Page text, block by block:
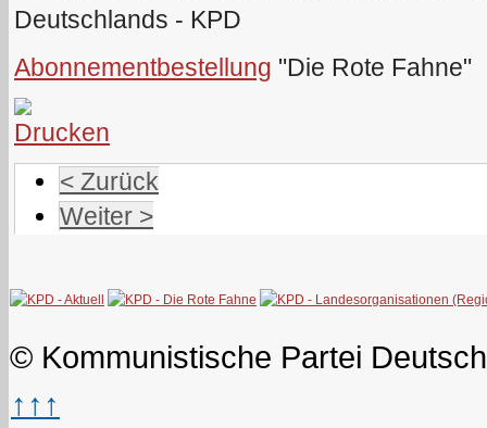
Deutschlands - KPD
Abonnementbestellung "Die Rote Fahne"
< Zurück
Weiter >
© Kommunistische Partei
↑↑↑